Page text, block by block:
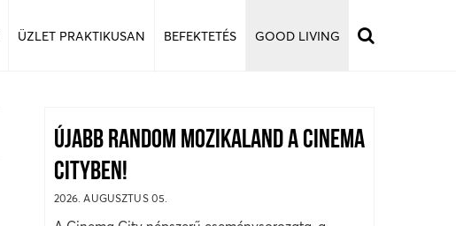
ÜZLET PRAKTIKUSAN BEFEKTETÉS GOOD LIVING
ÚJABB RANDOM MOZIKALAND A CINEMA
CITYBEN!
2026. AUGUSZTUS 05.